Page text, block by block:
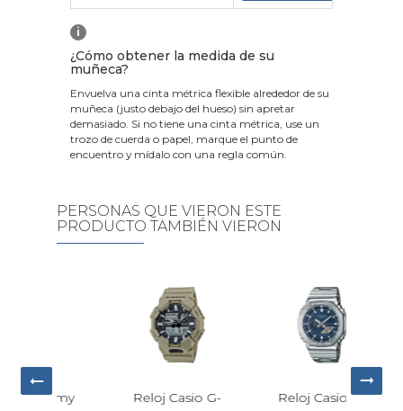
i
¿Cómo obtener la medida de su
muñeca?
Envuelva una cinta métrica flexible alrededor de su
muñeca (justo debajo del hueso) sin apretar
demasiado. Si no tiene una cinta métrica, use un
trozo de cuerda o papel, marque el punto de
encuentro y mídalo con una regla común.
PERSONAS QUE VIERON ESTE
PRODUCTO TAMBIÉN VIERON
Reloj Casio G-
Reloj Casio G-